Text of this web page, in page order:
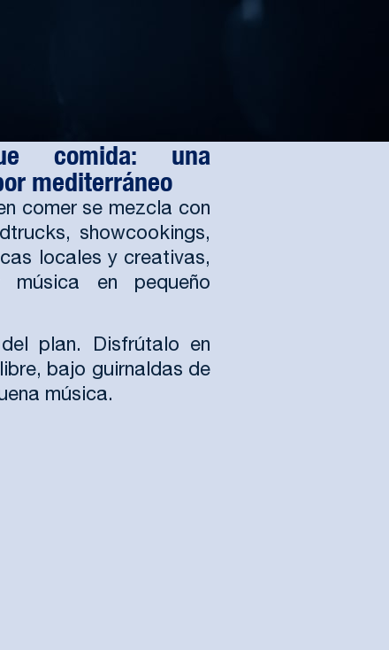
comida: una
mediterráneo
comer se mezcla con
showcookings,
locales y creativas,
en pequeño
plan. Disfrútalo en
bajo guirnaldas de
música.